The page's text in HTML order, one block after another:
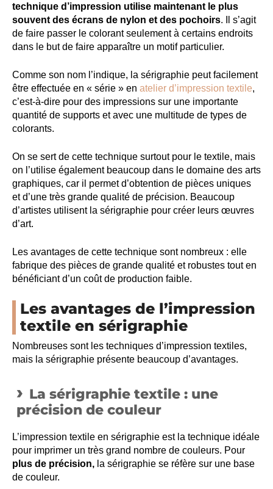
technique d’impression utilise maintenant le plus
souvent des écrans de nylon et des pochoirs. Il s’agit
de faire passer le colorant seulement à certains endroits
dans le but de faire apparaître un motif particulier.
Comme son nom l’indique, la sérigraphie peut facilement
être effectuée en « série » en atelier d’impression textile,
c’est-à-dire pour des impressions sur une importante
quantité de supports et avec une multitude de types de
colorants.
On se sert de cette technique surtout pour le textile, mais
on l’utilise également beaucoup dans le domaine des arts
graphiques, car il permet d’obtention de pièces uniques
et d’une très grande qualité de précision. Beaucoup
d’artistes utilisent la sérigraphie pour créer leurs œuvres
d’art.
Les avantages de cette technique sont nombreux : elle
fabrique des pièces de grande qualité et robustes tout en
bénéficiant d’un coût de production faible.
Les avantages de l’impression
textile en sérigraphie
Nombreuses sont les techniques d’impression textiles,
mais la sérigraphie présente beaucoup d’avantages.
La sérigraphie textile : une
précision de couleur
L’impression textile en sérigraphie est la technique idéale
pour imprimer un très grand nombre de couleurs. Pour
plus de précision, la sérigraphie se réfère sur une base
de couleur.